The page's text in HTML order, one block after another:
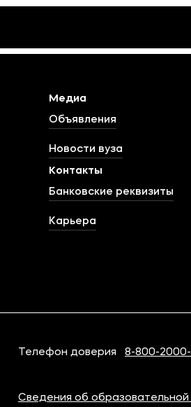
Медиа
Объявления
Новости вуза
Контакты
Банковские реквизиты
Карьера
Телефон доверия 8-800-2000-
Сведения об образовательной